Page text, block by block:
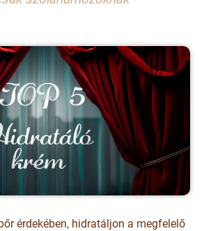
érdekében, hidratáljon a megfelelő